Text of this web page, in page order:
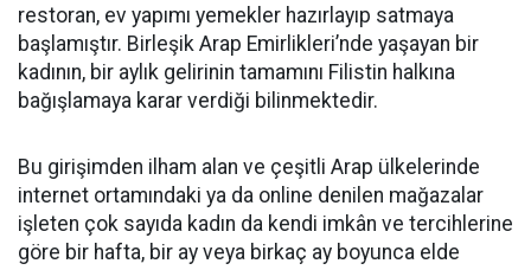
restoran, ev yapımı yemekler hazırlayıp satmaya
başlamıştır. Birleşik Arap Emirlikleri’nde yaşayan bir
kadının, bir aylık gelirinin tamamını Filistin halkına
bağışlamaya karar verdiği bilinmektedir.
Bu girişimden ilham alan ve çeşitli Arap ülkelerinde
internet ortamındaki ya da online denilen mağazalar
işleten çok sayıda kadın da kendi imkân ve tercihlerine
göre bir hafta, bir ay veya birkaç ay boyunca elde